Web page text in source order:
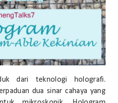
dari teknologi holografi.
dua sinar cahaya yang